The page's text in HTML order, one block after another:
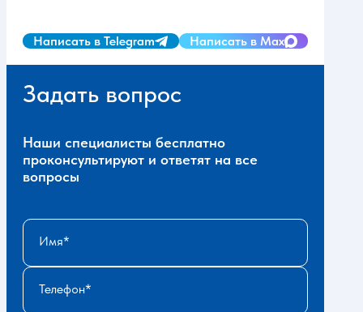
Написать в Telegram Написать в Max
Задать вопрос
Наши специалисты бесплатно
проконсультируют и ответят на все
вопросы
Имя
Телефон